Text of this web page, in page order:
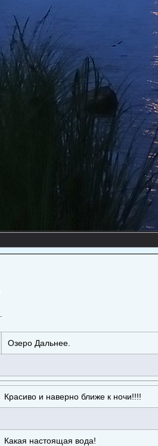
Озеро Дальнее.
Красиво и наверно ближе к ночи!!!!
Какая настоящая вода!